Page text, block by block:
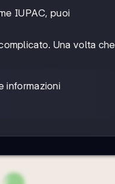
IUPAC, puoi
Una volta che
informazioni